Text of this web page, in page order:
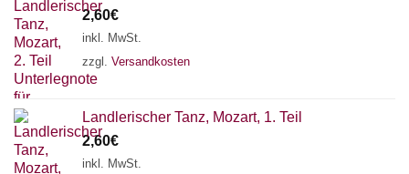
2,60€
inkl. MwSt.
zzgl. Versandkosten
Landlerischer Tanz, Mozart, 1. Teil
2,60€
inkl. MwSt.
18 SAITEN
AKKORDZITHER